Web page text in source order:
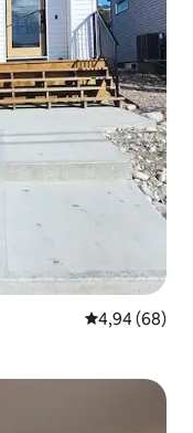
Évaluation
4,94 (68)